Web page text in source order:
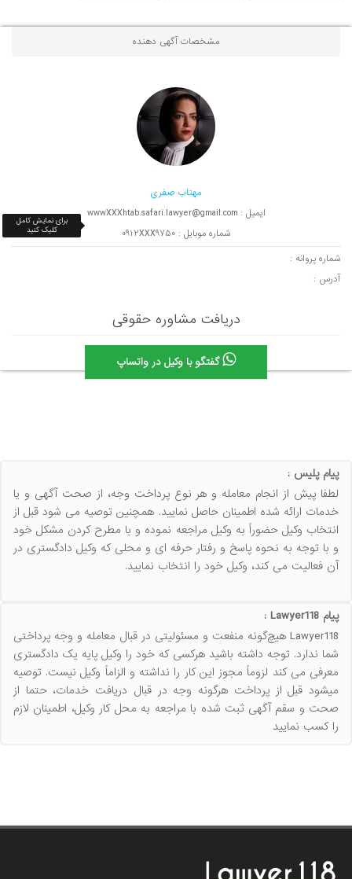
مشخصات آگهی دهنده
مهتاب صفری
ایمیل : wwwXXXhtab.safari.lawyer@gmail.com
شماره موبایل : ۰۹۱۲XXX۹۷۵۰
برای نمایش کامل
کلیک کنید
شماره پروانه :
آدرس :
دریافت مشاوره حقوقی
گفتگو با وکیل در واتساپ
پیام پلیس :
لطفا پیش از انجام معامله و هر نوع پرداخت وجه، از صحت آگهی و یا
خدمات ارائه شده اطمینان حاصل نمایید. همچنین توصیه می شود قبل از
انتخاب وکیل حضوراً به وکیل مراجعه نموده و با مطرح کردن مشکل خود
و با توجه به نحوه پاسخ و رفتار حرفه ای و محلی که وکیل دادگستری در
آن فعالیت می کند، وکیل خود را انتخاب نمایید.
پیام Lawyer118 :
Lawyer118 هیچ‌گونه منفعت و مسئولیتی در قبال معامله و وجه پرداختی
شما ندارد. توجه داشته باشید هرکسی که خود را وکیل پایه یک دادگستری
معرفی می کند لزوماً مجوز این کار را نداشته و الزاماً وکیل نیست. توصیه
میشود قبل از پرداخت هرگونه وجه در قبال دریافت خدمات، حتما از
صحت و سقم آگهی ثبت شده با مراجعه به محل کار وکیل، اطمینان لازم
را کسب نمایید